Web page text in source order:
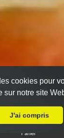
Panier
cookies pour
sur notre site
J'ai compris